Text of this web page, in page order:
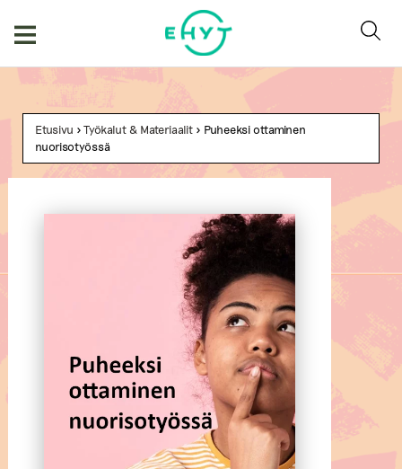
Etusivu >Työkalut & Materiaalit> Puheeksi ottaminen
nuorisotyössä